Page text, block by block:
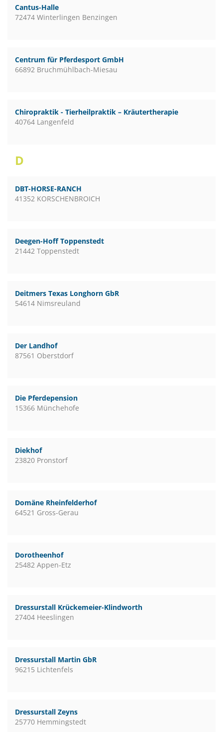
Cantus-Halle
72474 Winterlingen Benzingen
Centrum für Pferdesport GmbH
66892 Bruchmühlbach-Miesau
Chiropraktik - Tierheilpraktik – Kräutertherapie
40764 Langenfeld
D
DBT-HORSE-RANCH
41352 KORSCHENBROICH
Deegen-Hoff Toppenstedt
21442 Toppenstedt
Deitmers Texas Longhorn GbR
54614 Nimsreuland
Der Landhof
87561 Oberstdorf
Die Pferdepension
15366 Münchehofe
Diekhof
23820 Pronstorf
Domäne Rheinfelderhof
64521 Gross-Gerau
Dorotheenhof
25482 Appen-Etz
Dressurstall Krückemeier-Klindworth
27404 Heeslingen
Dressurstall Martin GbR
96215 Lichtenfels
Dressurstall Zeyns
25770 Hemmingstedt